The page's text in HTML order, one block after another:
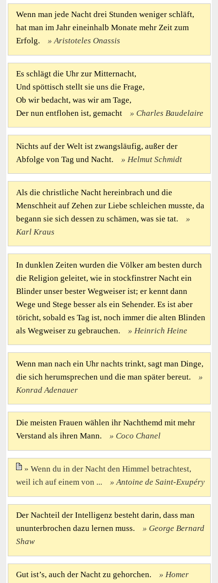
Wenn man jede Nacht drei Stunden weniger schläft,
hat man im Jahr eineinhalb Monate mehr Zeit zum
Erfolg.
Aristoteles Onassis
Es schlägt die Uhr zur Mitternacht,
Und spöttisch stellt sie uns die Frage,
Ob wir bedacht, was wir am Tage,
Der nun entflohen ist, gemacht
Charles Baudelaire
Nichts auf der Welt ist zwangsläufig, außer der
Abfolge von Tag und Nacht.
Helmut Schmidt
Als die christliche Nacht hereinbrach und die
Menschheit auf Zehen zur Liebe schleichen musste, da
begann sie sich dessen zu schämen, was sie tat.
Karl Kraus
In dunklen Zeiten wurden die Völker am besten durch
die Religion geleitet, wie in stockfinstrer Nacht ein
Blinder unser bester Wegweiser ist; er kennt dann
Wege und Stege besser als ein Sehender. Es ist aber
töricht, sobald es Tag ist, noch immer die alten Blinden
als Wegweiser zu gebrauchen.
Heinrich Heine
Wenn man nach ein Uhr nachts trinkt, sagt man Dinge,
die sich herumsprechen und die man später bereut.
Konrad Adenauer
Die meisten Frauen wählen ihr Nachthemd mit mehr
Verstand als ihren Mann.
Coco Chanel
Wenn du in der Nacht den Himmel betrachtest,
weil ich auf einem von ...
Antoine de Saint-Exupéry
Der Nachteil der Intelligenz besteht darin, dass man
ununterbrochen dazu lernen muss.
George Bernard
Shaw
Gut ist’s, auch der Nacht zu gehorchen. Homer